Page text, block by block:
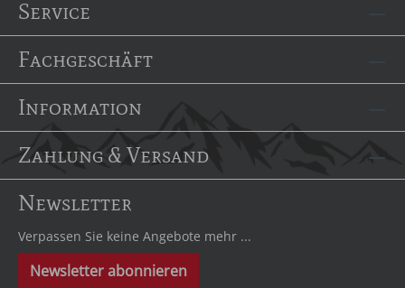
Service
Fachgeschäft
Information
Zahlung & Versand
Newsletter
Verpassen Sie keine Angebote mehr ...
Newsletter abonnieren